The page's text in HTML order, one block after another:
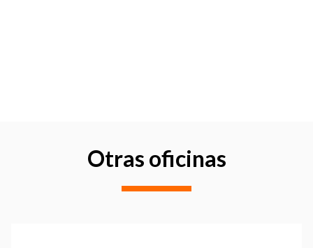
Otras oficinas